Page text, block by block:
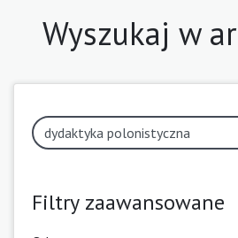
Wyszukaj w
Filtry zaawansowane